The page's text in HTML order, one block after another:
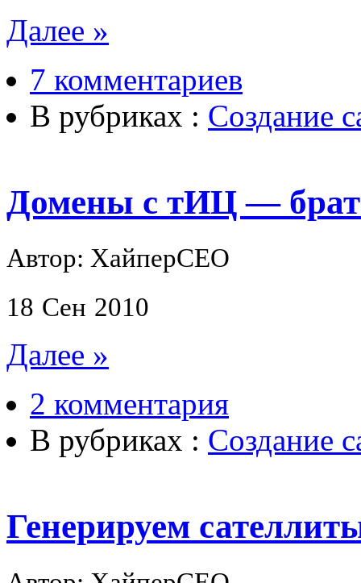
Далее »
7 комментариев
В рубриках : Создание
Домены с тИЦ —
Автор: ХайперСЕО
18 Сен 2010
Далее »
2 комментария
В рубриках : Создание
Генерируем